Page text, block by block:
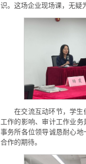
识。这场企业现场课，无疑
在交流互动环节，学
工作的影响、审计工作业务
事务所各位领导诚恳耐心
合作的期待。